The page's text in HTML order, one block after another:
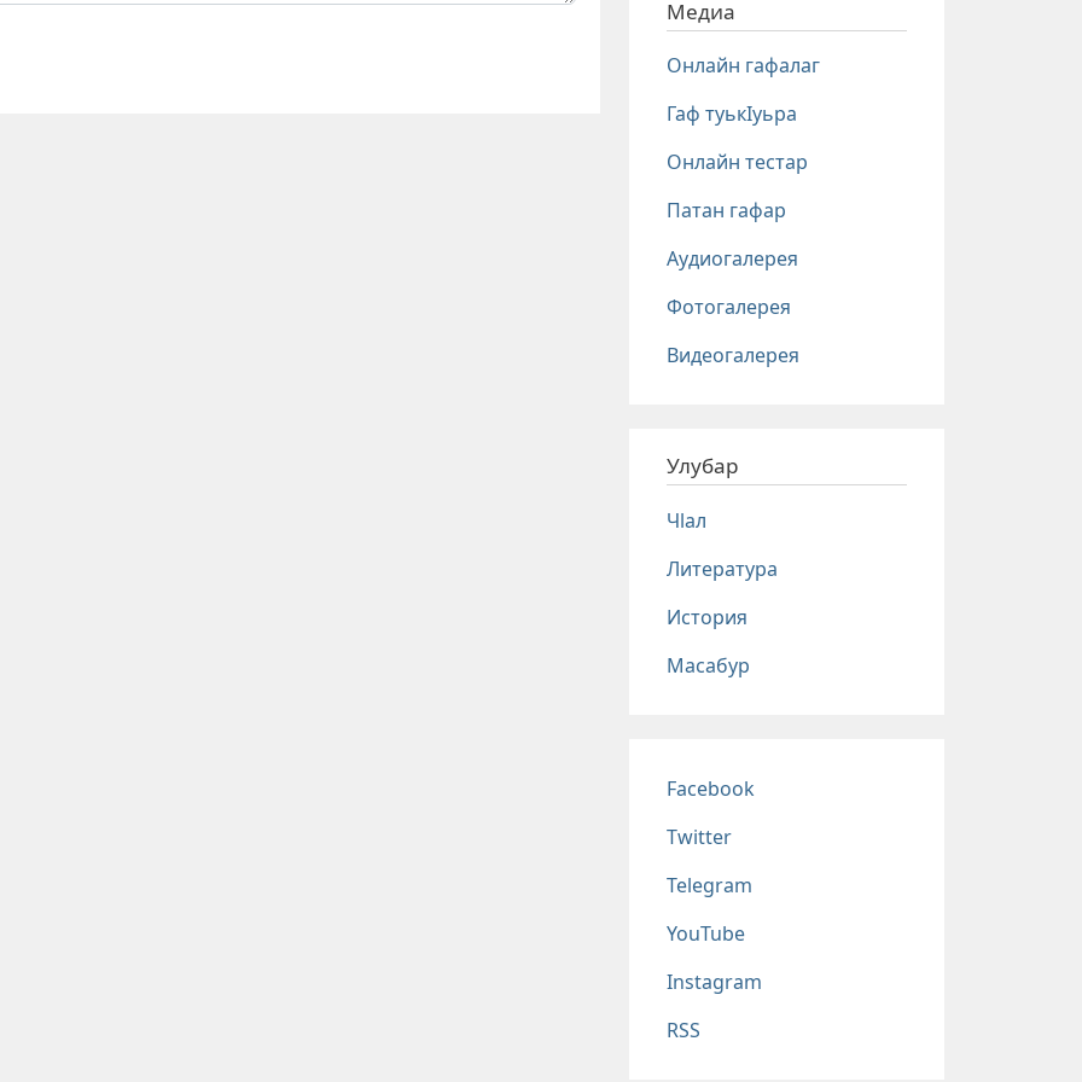
Медиа
Онлайн гафалаг
Гаф туькIуьра
Онлайн тестар
Патан гафар
Аудиогалерея
Фотогалерея
Видеогалерея
Улубар
Чlал
Литература
История
Масабур
Соц сети
Facebook
Twitter
Telegram
YouTube
Instagram
RSS